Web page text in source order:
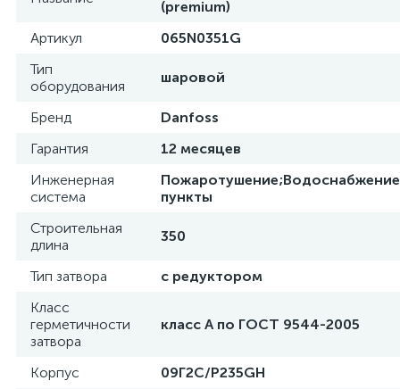
(premium)
Артикул
065N0351G
Тип
оборудования
шаровой
Бренд
Danfoss
Гарантия
12 месяцев
Инженерная
система
пункты
Строительная
длина
350
Тип затвора
с редуктором
Класс
герметичности
затвора
класс А по ГОСТ 9544-2005
Корпус
09Г2С/P235GH